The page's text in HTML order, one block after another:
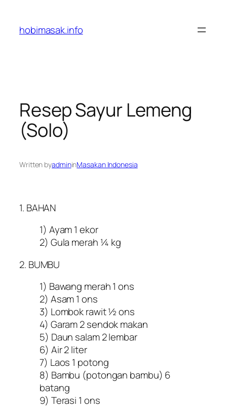
content
hobimasak.info
Resep Sayur Lemeng
(Solo)
Written byadmininMasakan Indonesia
1. BAHAN
1) Ayam 1 ekor
2) Gula merah ¼ kg
2. BUMBU
1) Bawang merah 1 ons
2) Asam 1 ons
3) Lombok rawit ½ ons
4) Garam 2 sendok makan
5) Daun salam 2 lembar
6) Air 2 liter
7) Laos 1 potong
8) Bambu (potongan bambu) 6
batang
9) Terasi 1 ons